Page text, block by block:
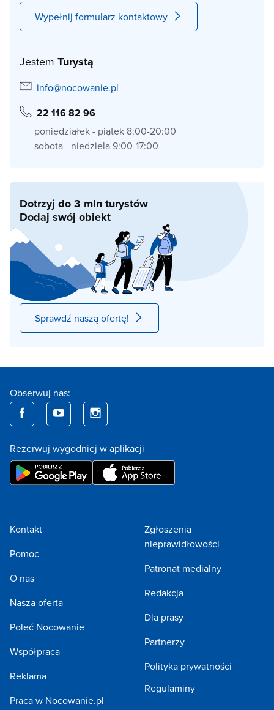
Wypełnij formularz kontaktowy
Jestem Turystą
info@nocowanie.pl
22 116 82 96
poniedziałek - piątek 8:00-20:00
sobota - niedziela 9:00-17:00
Dotrzyj do 3 mln turystów
Dodaj swój obiekt
Sprawdź naszą ofertę!
Obserwuj nas:
Rezerwuj wygodniej w aplikacji
Kontakt
Pomoc
O nas
Nasza oferta
Poleć Nocowanie
Współpraca
Reklama
Praca w Nocowanie.pl
Zgłoszenia
nieprawidłowości
Patronat medialny
Redakcja
Dla prasy
Partnerzy
Polityka prywatności
Regulaminy